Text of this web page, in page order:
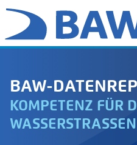
BAW-
KOMPETENZ FÜR
WASSERSTRASSEN